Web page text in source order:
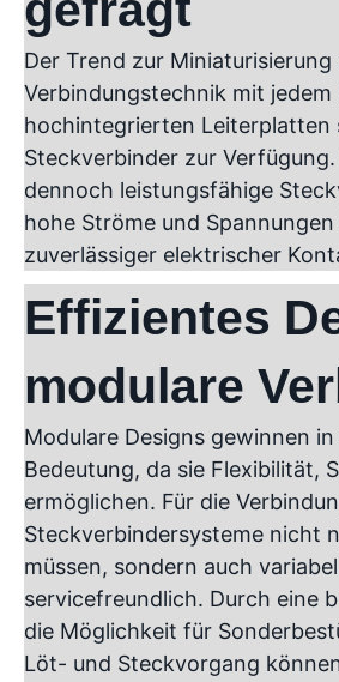
Der Trend zur
Verbindungstechnik mit
hochintegrierten Leiterplatten
Steckverbinder zur
dennoch leistungsfähige
hohe Ströme und
zuverlässiger elektrischer
Effizientes
modulare
Modulare Designs gewinnen
Bedeutung, da sie Flexibilität,
ermöglichen. Für die
Steckverbindersysteme nicht
müssen, sondern auch
servicefreundlich. Durch eine
die Möglichkeit für
Löt- und Steckvorgang